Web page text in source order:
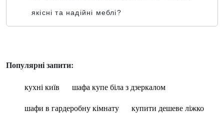
якісні та надійні меблі?
Популярні запити:
кухні київ
шафа купе біла з дзеркалом
шафи в гардеробну кімнату
купити дешеве ліжко